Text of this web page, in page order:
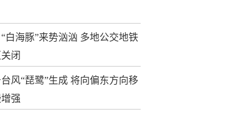
白海豚”来势汹汹 多地公交地铁
闭
风“琵鹭”生成 将向偏东方向移
强